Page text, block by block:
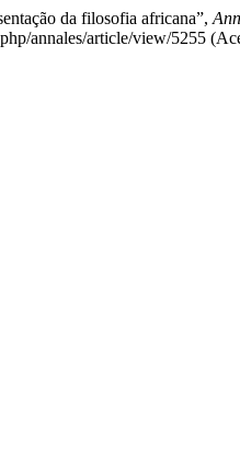
da filosofia africana”,
annales/article/view/5255